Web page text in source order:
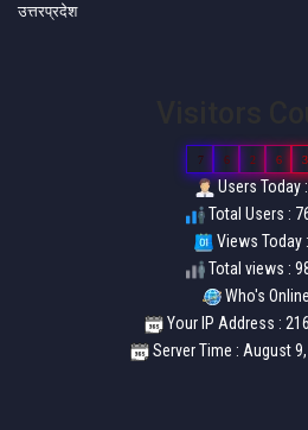
उत्तरप्रदेश
7 6 2 6 3
Users Today
Total Users :
Views Today
Total views :
Who's
Your IP Address :
Server Time : August